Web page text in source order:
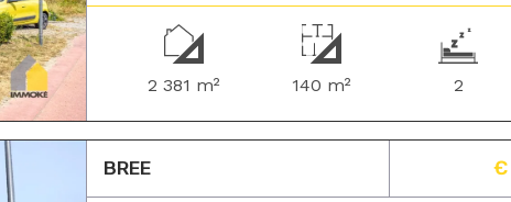
2 381 m² 140 m² 2
BREE €